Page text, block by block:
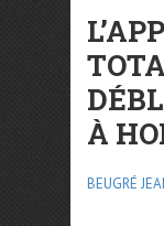
À
BEUGRÉ